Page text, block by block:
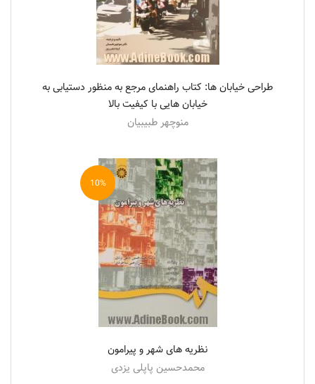
طراحی خیابان ها: کتاب راهنمای مرجع به منظور دستیابی به
خیابان هایی با کیفیت بالا
منوچهر طبیبیان
10%
نظریه های شهر و پیرامون
محمدحسین پاپلی یزدی